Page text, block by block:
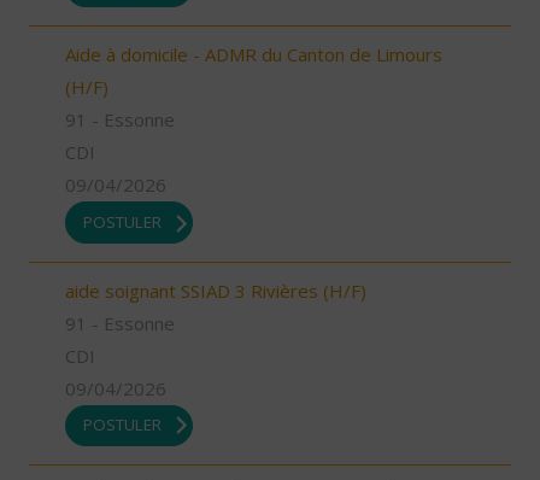
Aide à domicile - ADMR du Canton de Limours
(H/F)
91 - Essonne
CDI
09/04/2026
POSTULER
aide soignant SSIAD 3 Rivières (H/F)
91 - Essonne
CDI
09/04/2026
POSTULER